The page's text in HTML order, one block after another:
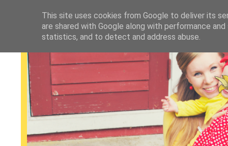
This site uses cookies from Google to deliver its
are shared with Google along with performance
statistics, and to detect and address abuse.